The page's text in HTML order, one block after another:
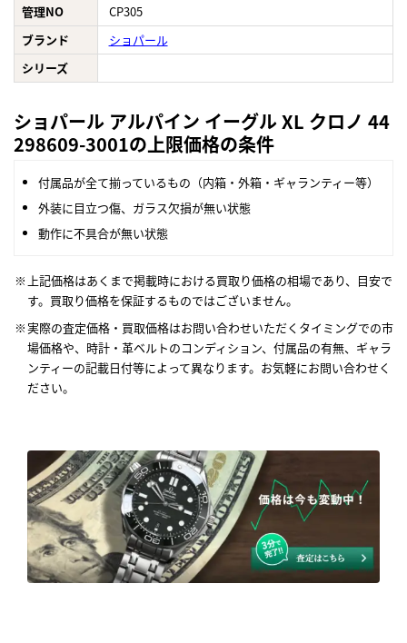
管理NO
CP305
ブランド
ショパール
シリーズ
ショパール アルパイン イーグル XL クロノ 44
298609-3001の上限価格の条件
付属品が全て揃っているもの（内箱・外箱・ギャランティー等）
外装に目立つ傷、ガラス欠損が無い状態
動作に不具合が無い状態
上記価格はあくまで掲載時における買取り価格の相場であり、目安で
す。買取り価格を保証するものではございません。
実際の査定価格・買取価格はお問い合わせいただくタイミングでの市
場価格や、時計・革ベルトのコンディション、付属品の有無、ギャラ
ンティーの記載日付等によって異なります。お気軽にお問い合わせく
ださい。